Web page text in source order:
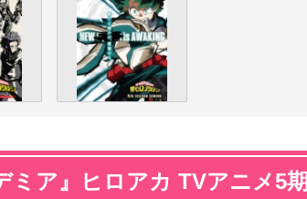
ミア』ヒロアカ TVアニメ5期